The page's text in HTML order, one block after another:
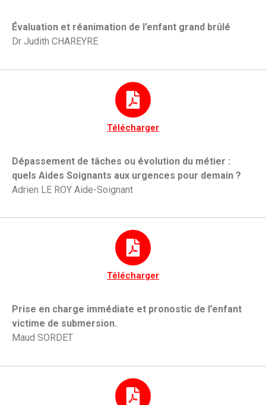
Évaluation et réanimation de l’enfant grand brûlé
Dr Judith CHAREYRE
Télécharger
Dépassement de tâches ou évolution du métier :
quels Aides Soignants aux urgences pour demain ?
Adrien LE ROY Aide-Soignant
Télécharger
Prise en charge immédiate et pronostic de l’enfant
victime de submersion.
Maud SORDET